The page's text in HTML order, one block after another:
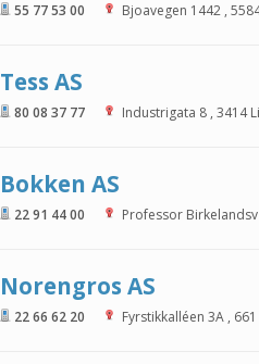
55 77 53 00 Bjoavegen 1442 ,
Tess AS
80 08 37 77 Industrigata 8 , 3414
Bokken AS
22 91 44 00 Professor
Norengros AS
22 66 62 20 Fyrstikkalléen 3A , 661